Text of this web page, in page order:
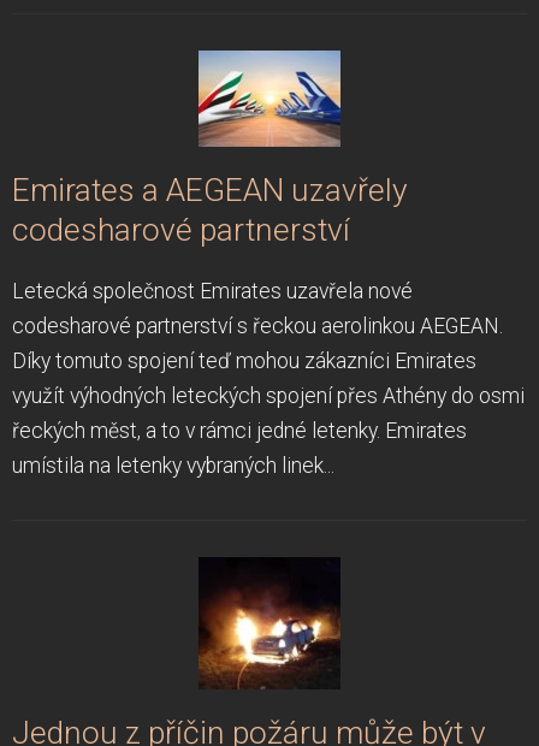
Emirates a AEGEAN uzavřely
codesharové partnerství
Letecká společnost Emirates uzavřela nové
codesharové partnerství s řeckou aerolinkou AEGEAN.
Díky tomuto spojení teď mohou zákazníci Emirates
využít výhodných leteckých spojení přes Athény do osmi
řeckých měst, a to v rámci jedné letenky. Emirates
umístila na letenky vybraných linek...
Jednou z příčin požáru může být v